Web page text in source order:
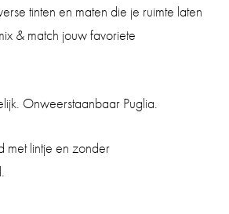
tinten en maten die je ruimte laten
& match jouw favoriete
Onweerstaanbaar Puglia.
met lintje en zonder